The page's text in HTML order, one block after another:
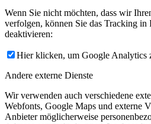
Wenn Sie nicht möchten, dass wir
verfolgen, können Sie das Tracking in
deaktivieren:
Hier klicken, um Google Analytics
Andere externe Dienste
Wir verwenden auch verschiedene
Webfonts, Google Maps und externe
Anbieter möglicherweise